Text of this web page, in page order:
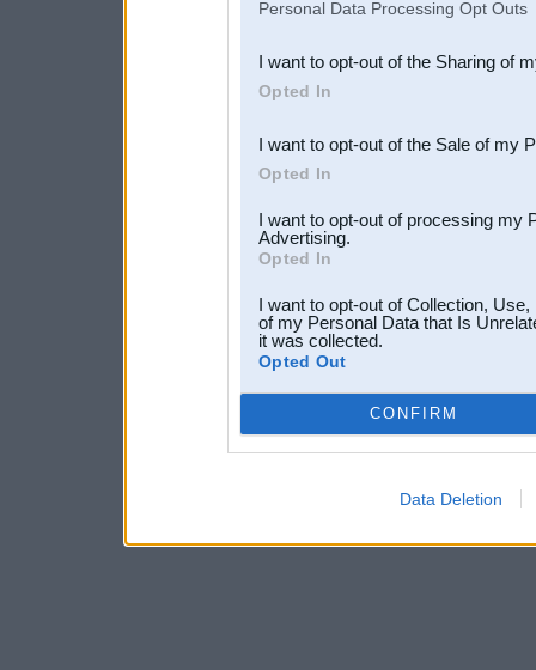
Downstream Participants
third parties.
Personal Data Processing Opt Outs
I want to opt-out of the Sharing of
Opted In
I want to opt-out of the Sale of my
Opted In
I want to opt-out of processing my
Advertising.
Opted In
I want to opt-out of Collection,
of my Personal Data that Is
it was collected.
Opted Out
CONFIRM
Data Deletion